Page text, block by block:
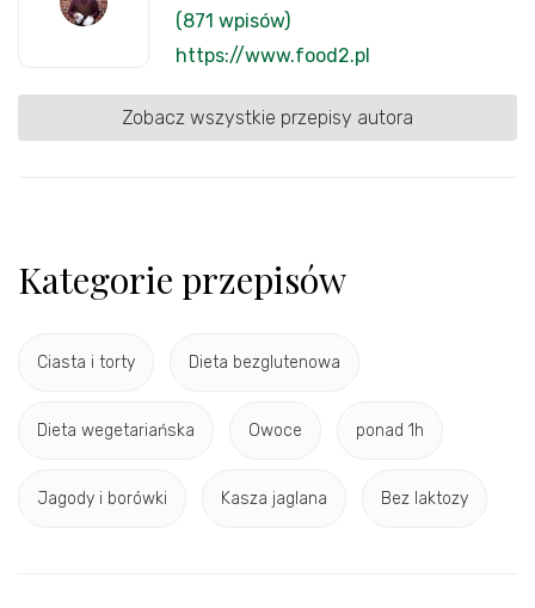
(871 wpisów)
https://www.food2.pl
Zobacz wszystkie przepisy autora
Kategorie przepisów
Ciasta i torty Dieta bezglutenowa
Dieta wegetariańska Owoce ponad 1h
Jagody i borówki Kasza jaglana Bez laktozy